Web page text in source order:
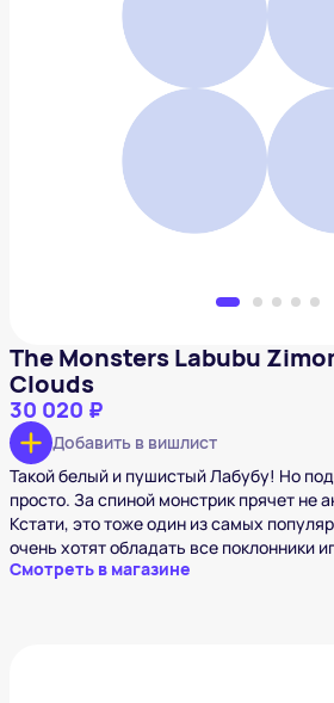
The Monsters Labubu Zimomo
30 020 ₽
Добавить в вишлист
The Monsters Labubu
Clouds
30 020 ₽
Добавить в вишлист
Такой белый и пушистый Лабубу! Но
просто. За спиной монстрик прячет не
Кстати, это тоже один из самых
очень хотят обладать все поклонники
Смотреть в магазине